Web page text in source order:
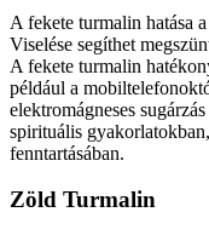
A fekete turmalin hatása
Viselése segíthet
A fekete turmalin
például a
elektromágneses
spirituális
fenntartásában.
Zöld Turmalin